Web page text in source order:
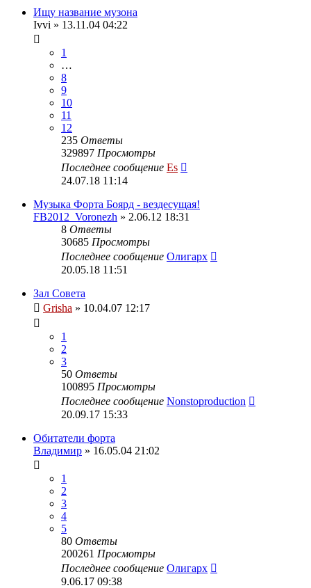
Ищу название музона
Ivvi » 13.11.04 04:22
1
…
8
9
10
11
12
235 Ответы
329897 Просмотры
Последнее сообщение Es
24.07.18 11:14
Музыка Форта Боярд - вездесущая!
FB2012_Voronezh » 2.06.12 18:31
8 Ответы
30685 Просмотры
Последнее сообщение Олигарх
20.05.18 11:51
Зал Совета
Grisha » 10.04.07 12:17
1
2
3
50 Ответы
100895 Просмотры
Последнее сообщение Nonstoproduction
20.09.17 15:33
Обитатели форта
Владимир » 16.05.04 21:02
1
2
3
4
5
80 Ответы
200261 Просмотры
Последнее сообщение Олигарх
9.06.17 09:38